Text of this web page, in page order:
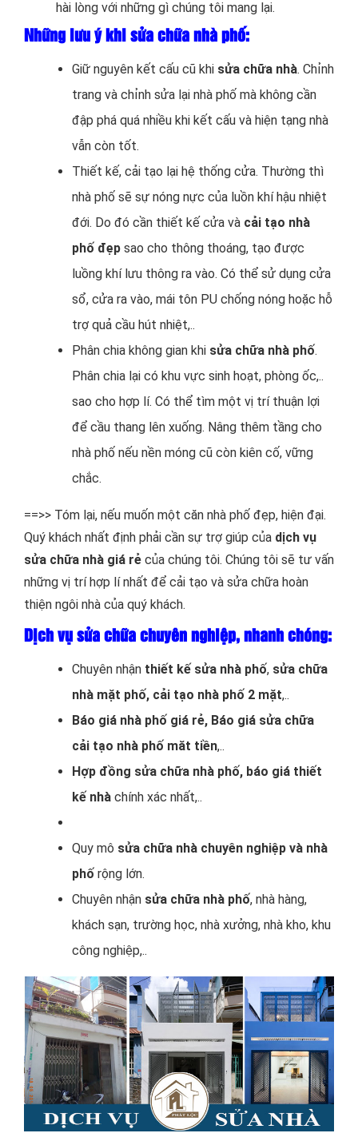
hài lòng với những gì chúng tôi mang lại.
Những lưu ý khi sửa chữa nhà phố:
Giữ nguyên kết cấu cũ khi sửa chữa nhà. Chỉnh
trang và chỉnh sửa lại nhà phố mà không cần
đập phá quá nhiều khi kết cấu và hiện tạng nhà
vẫn còn tốt.
Thiết kế, cải tạo lại hệ thống cửa. Thường thì
nhà phố sẽ sự nóng nực của luồn khí hậu nhiệt
đới. Do đó cần thiết kế cửa và cải tạo nhà
phố đẹp sao cho thông thoáng, tạo được
luồng khí lưu thông ra vào. Có thể sử dụng cửa
sổ, cửa ra vào, mái tôn PU chống nóng hoặc hỗ
trợ quả cầu hút nhiệt,..
Phân chia không gian khi sửa chữa nhà phố.
Phân chia lại có khu vực sinh hoạt, phòng ốc,..
sao cho hợp lí. Có thể tìm một vị trí thuận lợi
để cầu thang lên xuống. Nâng thêm tầng cho
nhà phố nếu nền móng cũ còn kiên cố, vững
chắc.
==>> Tóm lại, nếu muốn một căn nhà phố đẹp, hiện đại.
Quý khách nhất định phải cần sự trợ giúp của dịch vụ
sửa chữa nhà giá rẻ của chúng tôi. Chúng tôi sẽ tư vấn
những vị trí hợp lí nhất để cải tạo và sửa chữa hoàn
thiện ngôi nhà của quý khách.
Dịch vụ sửa chữa chuyên nghiệp, nhanh chóng:
Chuyên nhận thiết kế sửa nhà phố, sửa chữa
nhà mặt phố, cải tạo nhà phố 2 mặt,..
Báo giá nhà phố giá rẻ, Báo giá sửa chữa
cải tạo nhà phố măt tiền,..
Hợp đồng sửa chữa nhà phố, báo giá thiết
kế nhà chính xác nhất,..
Quy mô sửa chữa nhà chuyên nghiệp và nhà
phố rộng lớn.
Chuyên nhận sửa chữa nhà phố, nhà hàng,
khách sạn, trường học, nhà xưởng, nhà kho, khu
công nghiệp,..